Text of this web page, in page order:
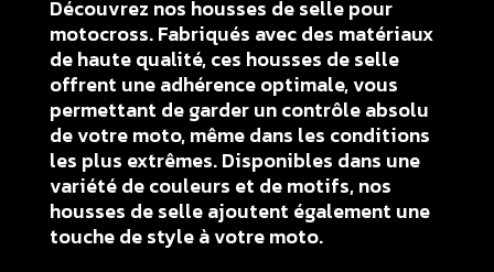
Découvrez nos housses de selle pour
motocross. Fabriqués avec des matériaux
de haute qualité, ces housses de selle
offrent une adhérence optimale, vous
permettant de garder un contrôle absolu
de votre moto, même dans les conditions
les plus extrêmes. Disponibles dans une
variété de couleurs et de motifs, nos
housses de selle ajoutent également une
touche de style à votre moto.